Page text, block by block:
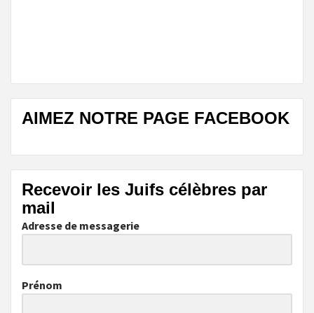
AIMEZ NOTRE PAGE FACEBOOK
Recevoir les Juifs célèbres par
mail
Adresse de messagerie
Prénom